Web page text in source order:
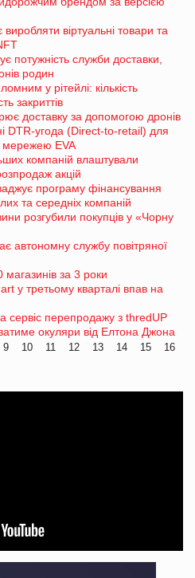
віртуальні товари та
потужність служби доставки,
родин
у рітейлі: кількість
закриттів
доставку за допомогою дронів
DTR-угода (Direct-to-retail) для
мережею EVA
компаній влаштували
акцій
програму фінансування
та середніх компаній
розгубили покупців у «Чорну
автономну службу повітряної
магазинів за 3 роки
у третьому кварталі впав на
сервіс перепродажу з thredUP
окуляри від Елтона Джона
9 10 11 12 13 14 15
16